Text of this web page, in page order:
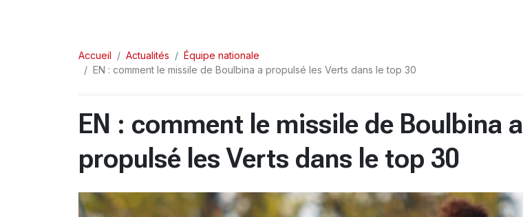
Accueil Actualités
Équipe nationale
EN : comment le missile de Boulbina a propulsé les Verts dans le top 30
EN : comment le missile de Boulbina a
propulsé les Verts dans le top 30